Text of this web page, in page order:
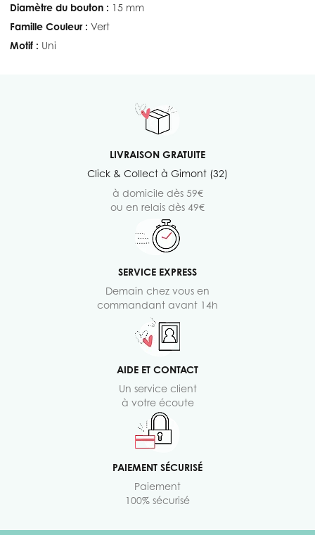
Diamètre du bouton : 15 mm
Famille Couleur : Vert
Motif : Uni
LIVRAISON GRATUITE
Click & Collect à Gimont (32)
à domicile dès 59€
ou en relais dès 49€
SERVICE EXPRESS
Demain chez vous en
commandant avant 14h
AIDE ET CONTACT
Un service client
à votre écoute
PAIEMENT SÉCURISÉ
Paiement
100% sécurisé